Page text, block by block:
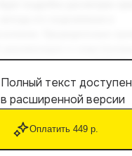
Полный текст доступен
в расширенной версии
Оплатить 449 р.